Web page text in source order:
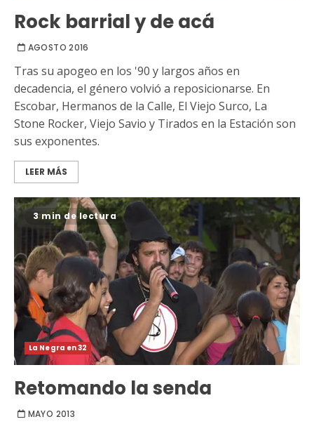
Rock barrial y de acá
AGOSTO 2016
Tras su apogeo en los '90 y largos años en
decadencia, el género volvió a reposicionarse. En
Escobar, Hermanos de la Calle, El Viejo Surco, La
Stone Rocker, Viejo Savio y Tirados en la Estación son
sus exponentes.
LEER MÁS
3 min de lectura
La Negra en 32
Retomando la senda
MAYO 2013